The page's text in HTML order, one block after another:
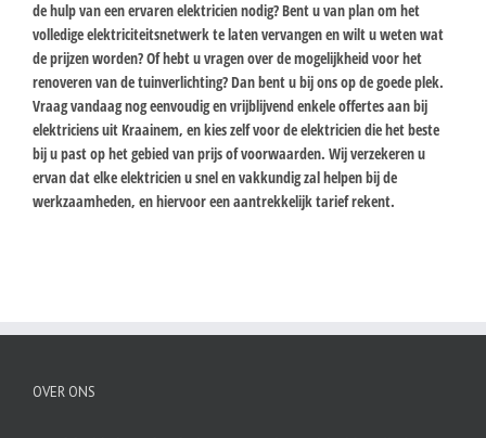
de hulp van een ervaren elektricien nodig? Bent u van plan om het
volledige elektriciteitsnetwerk te laten vervangen en wilt u weten wat
de prijzen worden? Of hebt u vragen over de mogelijkheid voor het
renoveren van de tuinverlichting? Dan bent u bij ons op de goede plek.
Vraag vandaag nog eenvoudig en vrijblijvend enkele offertes aan bij
elektriciens uit Kraainem, en kies zelf voor de elektricien die het beste
bij u past op het gebied van prijs of voorwaarden. Wij verzekeren u
ervan dat elke elektricien u snel en vakkundig zal helpen bij de
werkzaamheden, en hiervoor een aantrekkelijk tarief rekent.
OVER ONS